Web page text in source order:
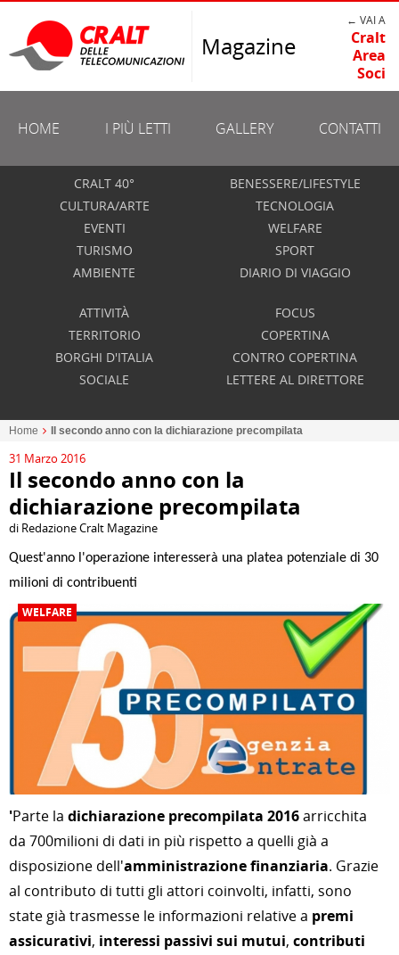
Magazine
← VAI A
Cralt
Area
Soci
HOME I PIÙ LETTI GALLERY CONTATTI
CRALT 40°
CULTURA/ARTE
EVENTI
TURISMO
AMBIENTE
BENESSERE/LIFESTYLE
TECNOLOGIA
WELFARE
SPORT
DIARIO DI VIAGGIO
ATTIVITÀ
TERRITORIO
BORGHI D'ITALIA
SOCIALE
FOCUS
COPERTINA
CONTRO COPERTINA
LETTERE AL DIRETTORE
Home Il secondo anno con la dichiarazione precompilata
31 Marzo 2016
Il secondo anno con la
dichiarazione precompilata
di Redazione Cralt Magazine
Quest'anno l'operazione interesserà una platea potenziale di 30
milioni di contribuenti
WELFARE
'Parte la dichiarazione precompilata 2016arricchita
da 700milioni di dati in più rispetto a quelli già a
disposizione dell'amministrazione finanziaria. Grazie
al contributo di tutti gli attori coinvolti, infatti, sono
state già trasmesse le informazioni relative a premi
assicurativi, interessi passivi sui mutui, contributi